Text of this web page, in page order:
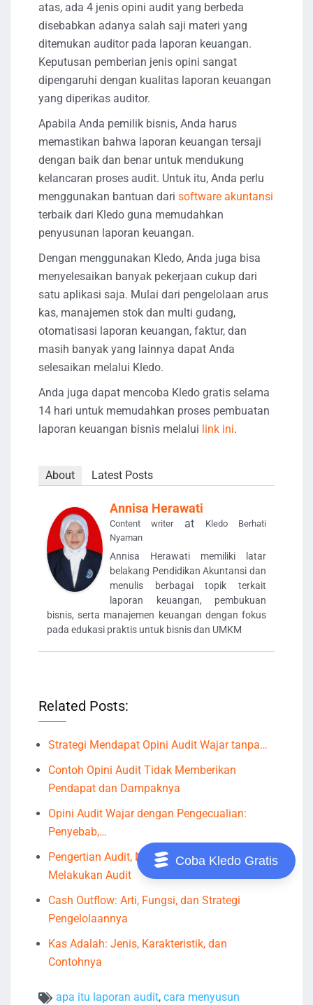
atas, ada 4 jenis opini audit yang berbeda
disebabkan adanya salah saji materi yang
ditemukan auditor pada laporan keuangan.
Keputusan pemberian jenis opini sangat
dipengaruhi dengan kualitas laporan keuangan
yang diperikas auditor.
Apabila Anda pemilik bisnis, Anda harus
memastikan bahwa laporan keuangan tersaji
dengan baik dan benar untuk mendukung
kelancaran proses audit. Untuk itu, Anda perlu
menggunakan bantuan dari software akuntansi
terbaik dari Kledo guna memudahkan
penyusunan laporan keuangan.
Dengan menggunakan Kledo, Anda juga bisa
menyelesaikan banyak pekerjaan cukup dari
satu aplikasi saja. Mulai dari pengelolaan arus
kas, manajemen stok dan multi gudang,
otomatisasi laporan keuangan, faktur, dan
masih banyak yang lainnya dapat Anda
selesaikan melalui Kledo.
Anda juga dapat mencoba Kledo gratis selama
14 hari untuk memudahkan proses pembuatan
laporan keuangan bisnis melalui link ini.
About Latest Posts
Annisa Herawati
Content writerat
Kledo Berhati
Nyaman
Annisa Herawati memiliki latar
belakang Pendidikan Akuntansi dan
menulis berbagai topik terkait
laporan keuangan, pembukuan
bisnis, serta manajemen keuangan dengan fokus
pada edukasi praktis untuk bisnis dan UMKM
Related Posts:
Strategi Mendapat Opini Audit Wajar tanpa…
Contoh Opini Audit Tidak Memberikan
Pendapat dan Dampaknya
Opini Audit Wajar dengan Pengecualian:
Penyebab,…
Pengertian Audit, Manfaat, Jenis, dan Tips
Melakukan Audit
Cash Outflow: Arti, Fungsi, dan Strategi
Pengelolaannya
Kas Adalah: Jenis, Karakteristik, dan
Contohnya
apa itu laporan audit, cara menyusun
Coba Kledo Gratis